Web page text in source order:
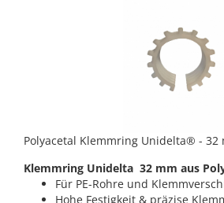
Polyacetal Klemmring Unidelta® - 32
Klemmring Unidelta 32 mm aus
Für PE-Rohre und
Hohe Festigkeit & präzise